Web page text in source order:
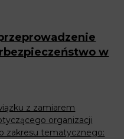
w
z zamiarem
organizacji
zakresu tematycznego: